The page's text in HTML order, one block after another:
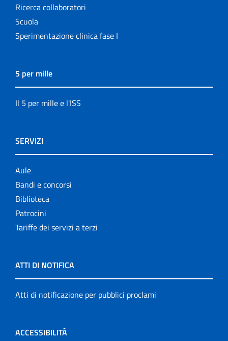
Ricerca collaboratori
Scuola
Sperimentazione clinica fase I
5 per mille
Il 5 per mille e l'ISS
SERVIZI
Aule
Bandi e concorsi
Biblioteca
Patrocini
Tariffe dei servizi a terzi
ATTI DI NOTIFICA
Atti di notificazione per pubblici proclami
ACCESSIBILITÀ